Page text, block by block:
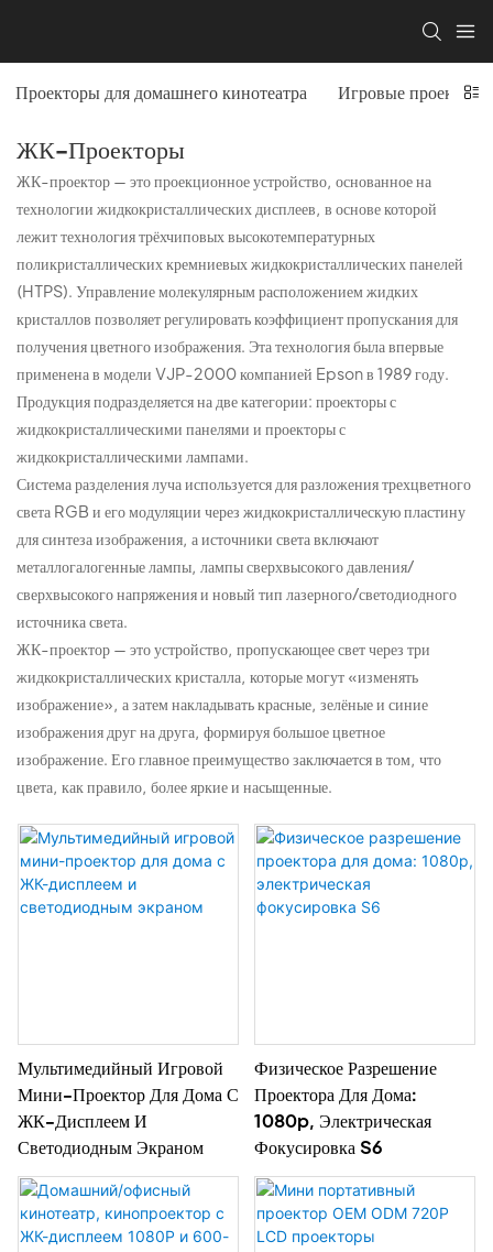
Проекторы для домашнего кинотеатра Игровые проекторы
ЖК-Проекторы
ЖК-проектор — это проекционное устройство, основанное на
технологии жидкокристаллических дисплеев, в основе которой
лежит технология трёхчиповых высокотемпературных
поликристаллических кремниевых жидкокристаллических панелей
(HTPS). Управление молекулярным расположением жидких
кристаллов позволяет регулировать коэффициент пропускания для
получения цветного изображения. Эта технология была впервые
применена в модели VJP-2000 компанией Epson в 1989 году.
Продукция подразделяется на две категории: проекторы с
жидкокристаллическими панелями и проекторы с
жидкокристаллическими лампами.
Система разделения луча используется для разложения трехцветного
света RGB и его модуляции через жидкокристаллическую пластину
для синтеза изображения, а источники света включают
металлогалогенные лампы, лампы сверхвысокого давления/
сверхвысокого напряжения и новый тип лазерного/светодиодного
источника света.
ЖК-проектор — это устройство, пропускающее свет через три
жидкокристаллических кристалла, которые могут «изменять
изображение», а затем накладывать красные, зелёные и синие
изображения друг на друга, формируя большое цветное
изображение. Его главное преимущество заключается в том, что
цвета, как правило, более яркие и насыщенные.
Мультимедийный Игровой
Мини-Проектор Для Дома С
ЖК-Дисплеем И
Светодиодным Экраном
Физическое Разрешение
Проектора Для Дома:
1080p, Электрическая
Фокусировка S6